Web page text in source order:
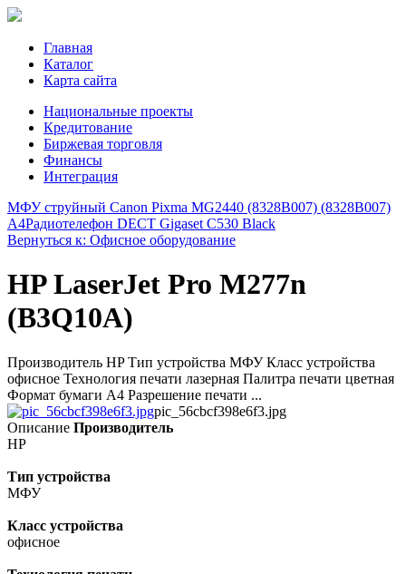
Главная
Каталог
Карта сайта
Национальные проекты
Кредитование
Биржевая торговля
Финансы
Интеграция
МФУ струйный Canon Pixma MG2440 (8328B007) (8328B007)
A4Радиотелефон DECT Gigaset C530 Black
Вернуться к: Офисное оборудование
HP LaserJet Pro M277n
(B3Q10A)
Производитель HP Тип устройства МФУ Класс устройства
офисное Технология печати лазерная Палитра печати цветная
Формат бумаги А4 Разрешение печати ...
pic_56cbcf398e6f3.jpg
Описание Производитель
HP
Тип устройства
МФУ
Класс устройства
офисное